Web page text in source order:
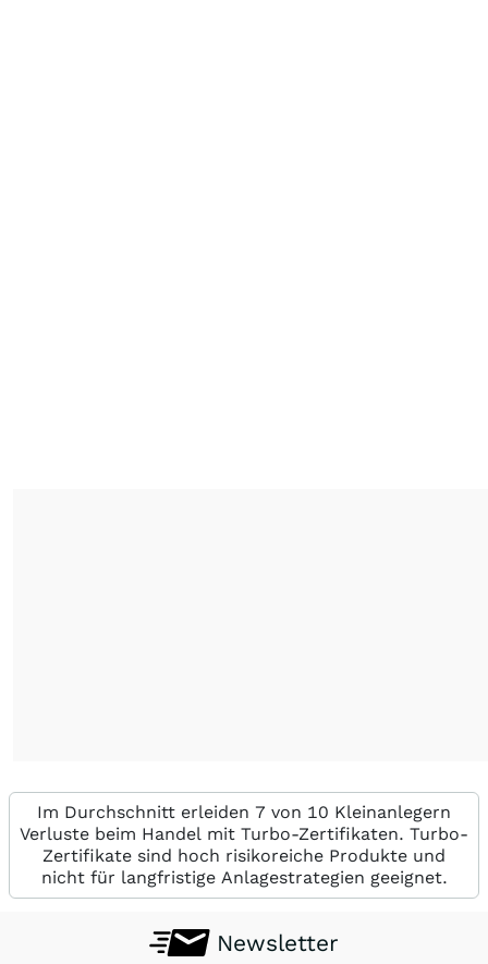
Im Durchschnitt erleiden 7 von 10 Kleinanlegern
Verluste beim Handel mit Turbo-Zertifikaten. Turbo-
Zertifikate sind hoch risikoreiche Produkte und
nicht für langfristige Anlagestrategien geeignet.
Newsletter